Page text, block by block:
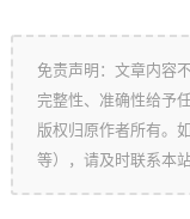
免责声明：文章内容
完整性、准确性给予
版权归原作者所有。
等），请及时联系本